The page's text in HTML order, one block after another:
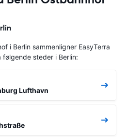
i Berlin sammenligner EasyTerra
følgende steder i Berlin:
Lufthavn